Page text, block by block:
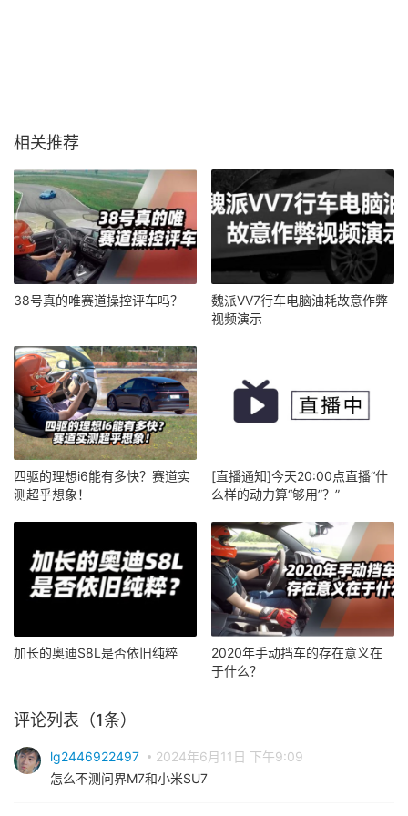
相关推荐
38号真的唯赛道操控评车吗？
魏派VV7行车电脑油耗故意作弊
视频演示
四驱的理想i6能有多快？赛道实
测超乎想象！
[直播通知]今天20:00点直播“什
么样的动力算“够用”？”
加长的奥迪S8L是否依旧纯粹
2020年手动挡车的存在意义在
于什么？
评论列表（1条）
lg2446922497
2024年6月11日 下午9:09
怎么不测问界M7和小米SU7